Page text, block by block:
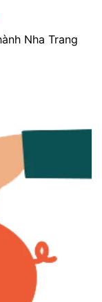
Nha Trang